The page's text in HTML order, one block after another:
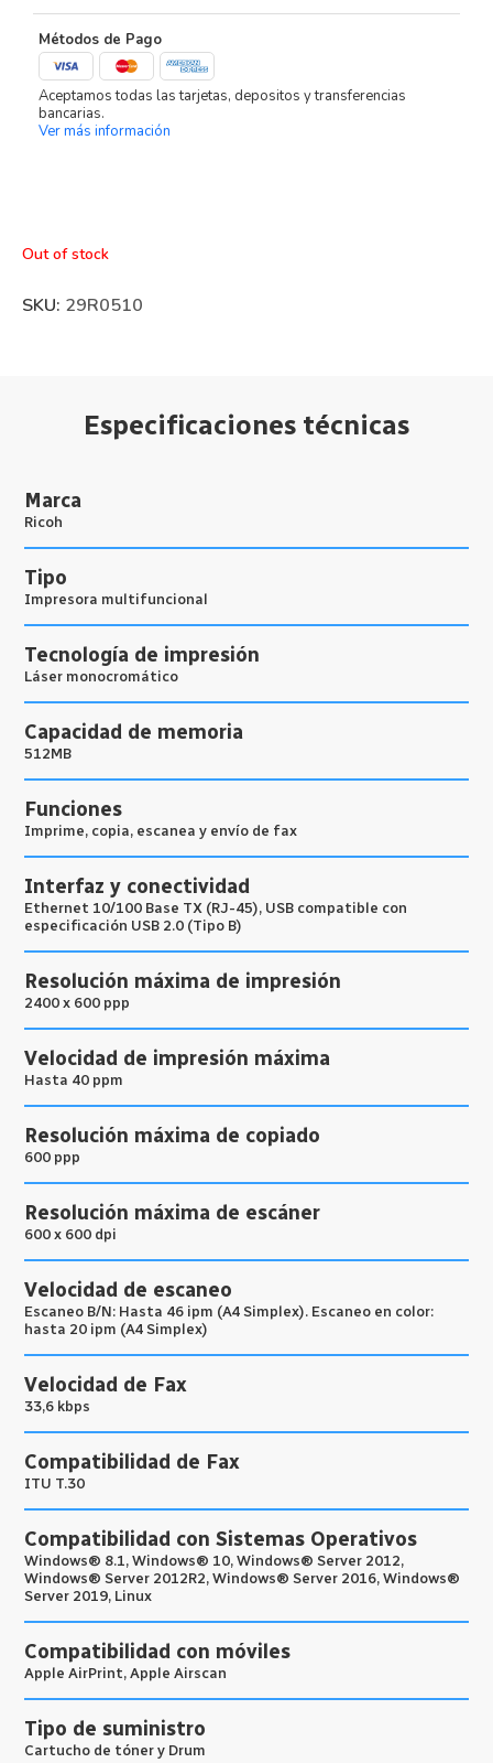
Métodos de Pago
Aceptamos todas las tarjetas, depositos y transferencias
bancarias.
Ver más información
Out of stock
SKU: 29R0510
Especificaciones técnicas
Marca
Ricoh
Tipo
Impresora multifuncional
Tecnología de impresión
Láser monocromático
Capacidad de memoria
512MB
Funciones
Imprime, copia, escanea y envío de fax
Interfaz y conectividad
Ethernet 10/100 Base TX (RJ-45), USB compatible con
especificación USB 2.0 (Tipo B)
Resolución máxima de impresión
2400 x 600 ppp
Velocidad de impresión máxima
Hasta 40 ppm
Resolución máxima de copiado
600 ppp
Resolución máxima de escáner
600 x 600 dpi
Velocidad de escaneo
Escaneo B/N: Hasta 46 ipm (A4 Simplex). Escaneo en color:
hasta 20 ipm (A4 Simplex)
Velocidad de Fax
33,6 kbps
Compatibilidad de Fax
ITU T.30
Compatibilidad con Sistemas Operativos
Windows® 8.1, Windows® 10, Windows® Server 2012,
Windows® Server 2012R2, Windows® Server 2016, Windows®
Server 2019, Linux
Compatibilidad con móviles
Apple AirPrint, Apple Airscan
Tipo de suministro
Cartucho de tóner y Drum